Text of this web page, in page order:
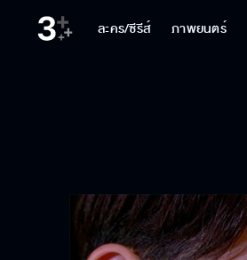
ละคร/ซีรีส์ ภาพยนตร์